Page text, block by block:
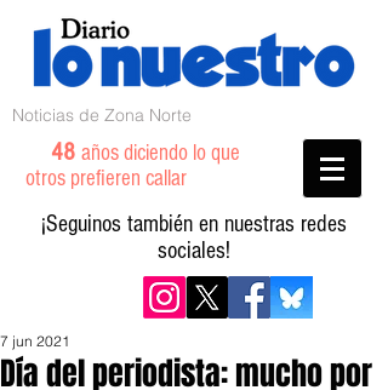
Noticias de Zona Norte
48 años diciendo lo que
otros prefieren callar
¡Seguinos también en nuestras redes
sociales!
Día del periodista: mucho por
7 jun 2021